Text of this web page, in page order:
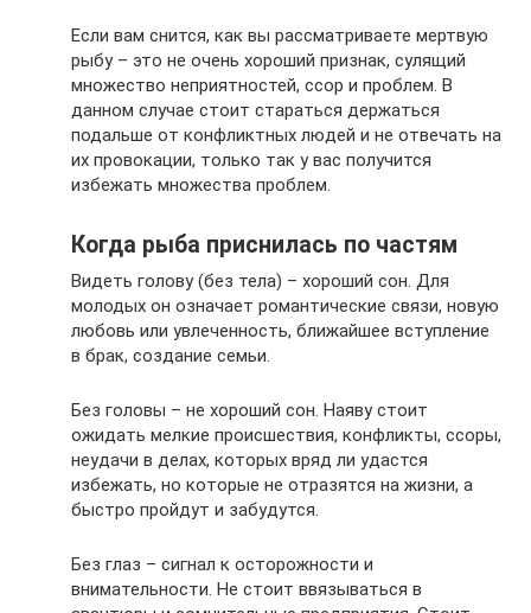
Если вам снится, как вы рассматриваете мертвую
рыбу – это не очень хороший признак, сулящий
множество неприятностей, ссор и проблем. В
данном случае стоит стараться держаться
подальше от конфликтных людей и не отвечать на
их провокации, только так у вас получится
избежать множества проблем.
Когда рыба приснилась по частям
Видеть голову (без тела) – хороший сон. Для
молодых он означает романтические связи, новую
любовь или увлеченность, ближайшее вступление
в брак, создание семьи.
Без головы – не хороший сон. Наяву стоит
ожидать мелкие происшествия, конфликты, ссоры,
неудачи в делах, которых вряд ли удастся
избежать, но которые не отразятся на жизни, а
быстро пройдут и забудутся.
Без глаз – сигнал к осторожности и
внимательности. Не стоит ввязываться в